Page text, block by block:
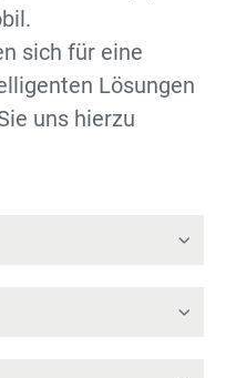
sich für eine
Lösungen
uns hierzu